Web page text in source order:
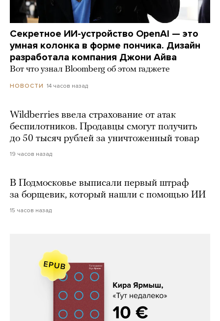
Секретное ИИ-устройство OpenAI — это
умная колонка в форме пончика. Дизайн
разработала компания Джони Айва
Вот что узнал Bloomberg об этом гаджете
НОВОСТИ 14 часов назад
Wildberries ввела страхование от атак
беспилотников. Продавцы смогут получить
до 50 тысяч рублей за уничтоженный товар
19 часов назад
В Подмосковье выписали первый штраф
за борщевик, который нашли с помощью ИИ
15 часов назад